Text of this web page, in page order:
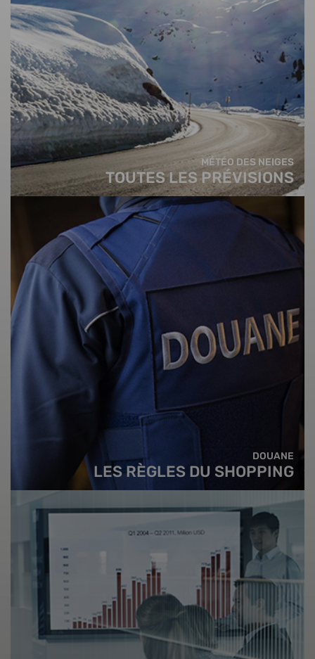
MÉTÉO DES NEIGES
TOUTES LES PRÉVISIONS
DOUANE
LES RÈGLES DU SHOPPING